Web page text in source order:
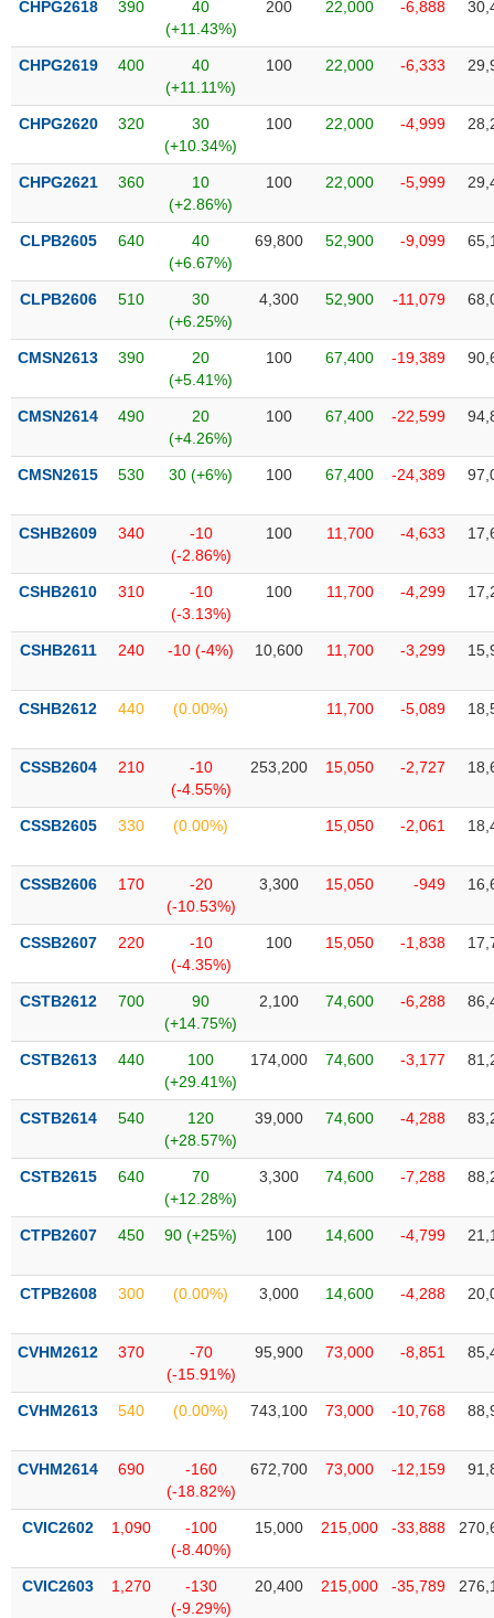
Tâm
thị
trường
CHPG2618 390
40
(+11.43%)
200 22,000 -6,888
CHPG2619 400
40
(+11.11%)
100 22,000 -6,333
CHPG2620 320
30
(+10.34%)
100 22,000 -4,999
CHPG2621 360
10
(+2.86%)
100 22,000 -5,999
CLPB2605 640
40
(+6.67%)
69,800 52,900 -9,099
CLPB2606 510
30
(+6.25%)
4,300 52,900 -11,079
CMSN2613 390
20
(+5.41%)
100 67,400 -19,389
CMSN2614 490
20
(+4.26%)
100 67,400 -22,599
CMSN2615 530 30 (+6%) 100 67,400 -24,389
CSHB2609 340
-10
(-2.86%)
100 11,700 -4,633
CSHB2610 310
-10
(-3.13%)
100 11,700 -4,299
CSHB2611 240 -10 (-4%) 10,600 11,700 -3,299
CSHB2612 440 (0.00%) 11,700 -5,089
CSSB2604 210
-10
(-4.55%)
253,200 15,050 -2,727
CSSB2605 330 (0.00%) 15,050 -2,061
CSSB2606 170
-20
(-10.53%)
3,300 15,050 -949
CSSB2607 220
-10
(-4.35%)
100 15,050 -1,838
CSTB2612 700
90
(+14.75%)
2,100 74,600 -6,288
CSTB2613 440
100
(+29.41%)
174,000 74,600 -3,177
CSTB2614 540
120
(+28.57%)
39,000 74,600 -4,288
CSTB2615 640
70
(+12.28%)
3,300 74,600 -7,288
CTPB2607 450 90 (+25%) 100 14,600 -4,799
CTPB2608 300 (0.00%) 3,000 14,600 -4,288
CVHM2612 370
-70
(-15.91%)
95,900 73,000 -8,851
CVHM2613 540 (0.00%) 743,100 73,000 -10,768
CVHM2614 690
-160
(-18.82%)
672,700 73,000 -12,159
CVIC2602 1,090
-100
(-8.40%)
15,000 215,000 -33,888
CVIC2603 1,270
-130
(-9.29%)
20,400 215,000 -35,789
DÙNG
THIẾT
YẾU
TIÊU
THIẾT
YẾU
CHĂM
SỨC
TÀI
TIN
VỤ
THÔNG
TIỆN
ÍCH
BẤT
SẢN
Mã
chứng
(-)
Cổ phiếu Chỉ số
đạo
(-)